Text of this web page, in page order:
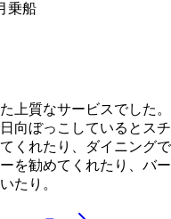
乗船
上質なサービスでした。
向ぼっこしているとスチ
くれたり、ダイニングで
を勧めてくれたり、バー
たり。